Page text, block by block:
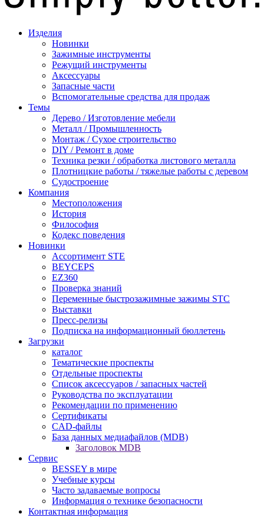
Изделия
Новинки
Зажимные инструменты
Режущий инструменты
Аксессуары
Запасные части
Вспомогательные средства для продаж
Темы
Дерево / Изготовление мебели
Металл / Промышленность
Монтаж / Сухое строительство
DIY / Ремонт в доме
Техника резки / обработка листового металла
Плотницкие работы / тяжелые работы с деревом
Судостроение
Компания
Местоположения
История
Философия
Кодекс поведения
Новинки
Ассортимент STE
BEYCEPS
EZ360
Проверка знаний
Переменные быстрозажимные зажимы STC
Выставки
Пресс-релизы
Подписка на информационный бюллетень
Загрузки
каталог
Тематические проспекты
Отдельные проспекты
Список аксессуаров / запасных частей
Pуководства по эксплуатации
Рекомендации по применению
Сертификаты
CAD-файлы
База данных медиафайлов (MDB)
Заголовок MDB
Сервис
BESSEY в мире
Учебные курсы
Часто задаваемые вопросы
Информация о технике безопасности
Контактная информация